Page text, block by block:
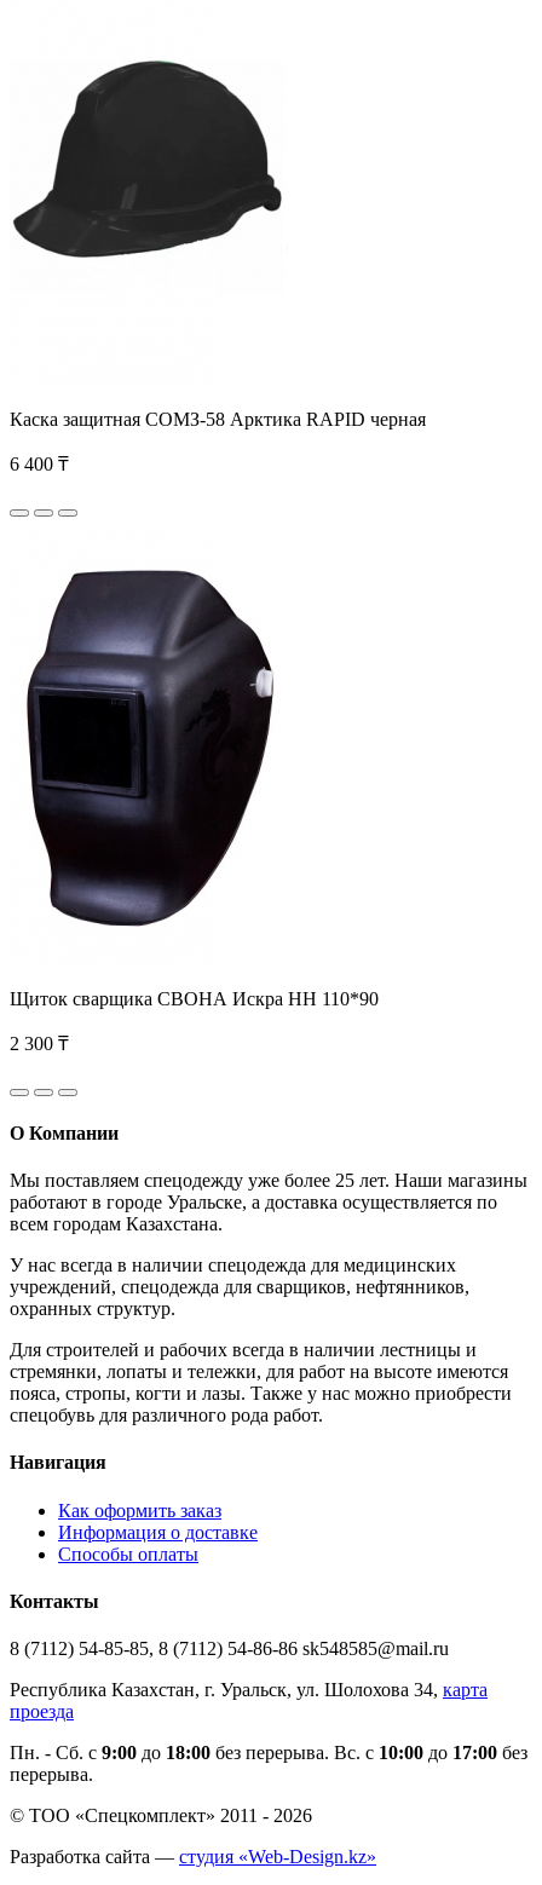
Каска защитная СОМЗ-58 Арктика RAPID черная
6 400 ₸
Щиток сварщика СВОНА Искра НН 110*90
2 300 ₸
О Компании
Мы поставляем спецодежду уже более 25 лет. Наши магазины
работают в городе Уральске, а доставка осуществляется по
всем городам Казахстана.
У нас всегда в наличии спецодежда для медицинских
учреждений, спецодежда для сварщиков, нефтянников,
охранных структур.
Для строителей и рабочих всегда в наличии лестницы и
стремянки, лопаты и тележки, для работ на высоте имеются
пояса, стропы, когти и лазы. Также у нас можно приобрести
спецобувь для различного рода работ.
Навигация
Как оформить заказ
Информация о доставке
Способы оплаты
Контакты
8 (7112) 54-85-85, 8 (7112) 54-86-86 sk548585@mail.ru
Республика Казахстан, г. Уральск, ул. Шолохова 34, карта
проезда
Пн. - Cб. с 9:00 до 18:00 без перерыва. Вс. с 10:00 до 17:00 без
перерыва.
© ТОО «Спецкомплект» 2011 - 2026
Разработка сайта — студия «Web-Design.kz»